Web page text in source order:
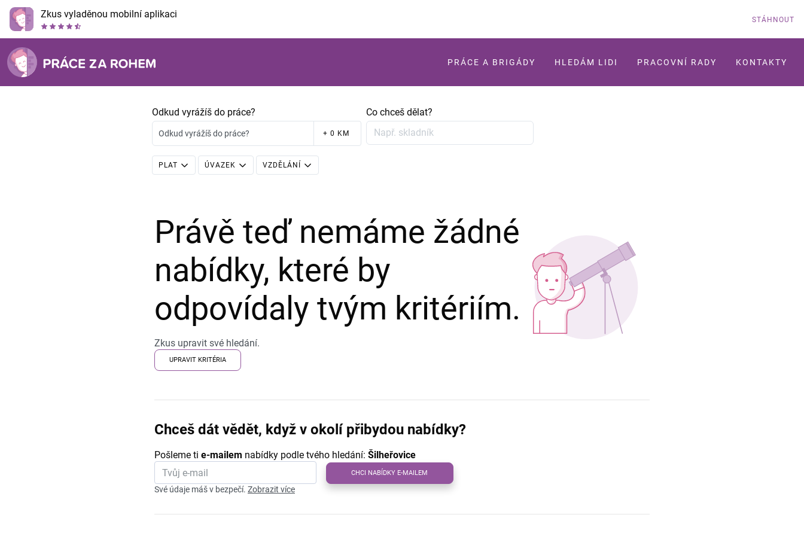
Zkus vyladěnou mobilní aplikaci STÁHNOUT
PRÁCE A BRIGÁDY HLEDÁM LIDI PRACOVNÍ RADY KONTAKTY
Odkud vyrážíš do práce?
Odkud vyrážíš do práce? + 0 KM
Co chceš dělat?
PLAT ÚVAZEK VZDĚLÁNÍ
Právě teď nemáme žádné
nabídky, které by
odpovídaly tvým kritériím.
Zkus upravit své hledání.
UPRAVIT KRITÉRIA
Chceš dát vědět, když v okolí přibydou nabídky?
Pošleme ti e-mailem nabídky podle tvého hledání: Šilheřovice
CHCI NABÍDKY E-MAILEM
Své údaje máš v bezpečí. Zobrazit více